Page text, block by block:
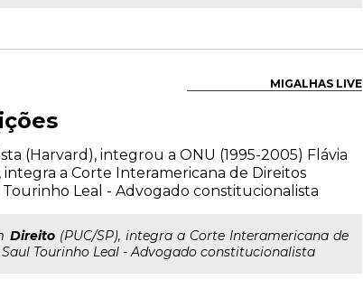
MIGALHAS LIVE
(Harvard), integrou a ONU (1995-2005) Flávia
a Corte Interamericana de Direitos
Leal - Advogado constitucionalista
Direito(PUC/SP), integra a Corte Interamericana de
Tourinho Leal - Advogado constitucionalista